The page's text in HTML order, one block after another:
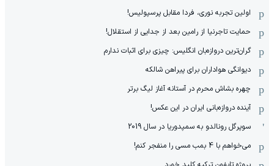
اولین تجربه نوری، فردا مقابل پرسپولیس!
حمایت تاجرنیا از رامین بعد از جدایی از استقلال!
گران‌ترین دروازه‌بان انگلیس: چیزی برای اثبات ندارم
دیوانگی هواداران برای پیراهن شالکه
چهره بشاش محرم در آستانه آغاز لیگ برتر
آینده دروازه‌بانی ایران در این عکس!
سوپرگل رونالدو به سمپدوریا در سال 2019
می‌خواهم با 4 بمب مسی را منفجر کنم!